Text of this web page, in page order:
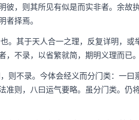
彼，则其所见有似是而实非者。余故
择焉。
其于天人合一之理，反复详明，或
不录，以省繁就简，期明义理而已。
不录。今体会经义而分门类：一曰
准则，八曰运气要略。虽分门类。仍